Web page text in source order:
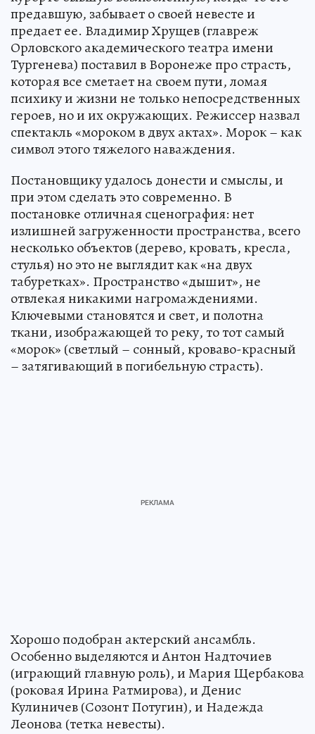
предавшую, забывает о своей невесте и
предает ее. Владимир Хрущев (главреж
Орловского академического театра имени
Тургенева) поставил в Воронеже про страсть,
которая все сметает на своем пути, ломая
психику и жизни не только непосредственных
героев, но и их окружающих. Режиссер назвал
спектакль «мороком в двух актах». Морок – как
символ этого тяжелого наваждения.
Постановщику удалось донести и смыслы, и
при этом сделать это современно. В
постановке отличная сценография: нет
излишней загруженности пространства, всего
несколько объектов (дерево, кровать, кресла,
стулья) но это не выглядит как «на двух
табуретках». Пространство «дышит», не
отвлекая никакими нагромаждениями.
Ключевыми становятся и свет, и полотна
ткани, изображающей то реку, то тот самый
«морок» (светлый – сонный, кроваво-красный
– затягивающий в погибельную страсть).
Хорошо подобран актерский ансамбль.
Особенно выделяются и Антон Надточиев
(играющий главную роль), и Мария Щербакова
(роковая Ирина Ратмирова), и Денис
Кулиничев (Созонт Потугин), и Надежда
Леонова (тетка невесты).